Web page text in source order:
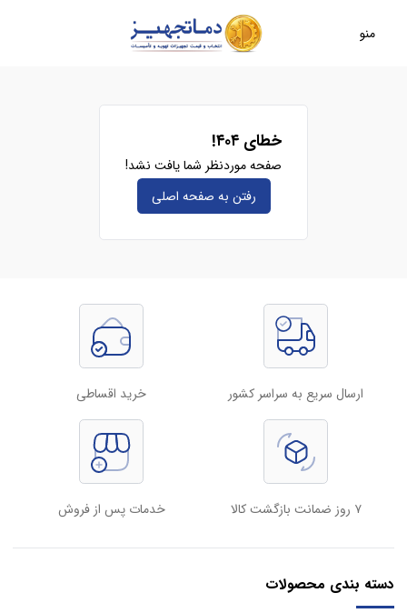
منو
خطای ۴۰۴!
صفحه موردنظر شما یافت نشد!
رفتن به صفحه‌ اصلی
ارسال سریع به سراسر کشور خرید اقساطی
۷ روز ضمانت بازگشت کالا خدمات پس از فروش
دسته بندی محصولات